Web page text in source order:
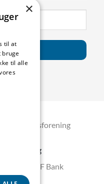
Erhvervsforening
– SJF Bank
Skælskør
×
til at
bruge
til alle